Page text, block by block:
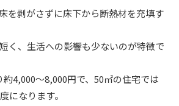
を剥がさずに床下から断熱材を充填す
く、生活への影響も少ないのが特徴で
4,000～8,000円で、50㎡の住宅では
になります。